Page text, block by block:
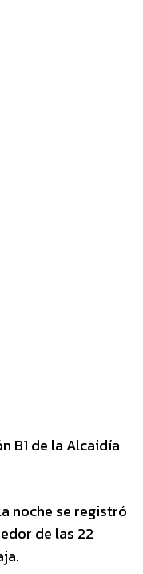
B1 de la Alcaidía
noche se registró
de las 22